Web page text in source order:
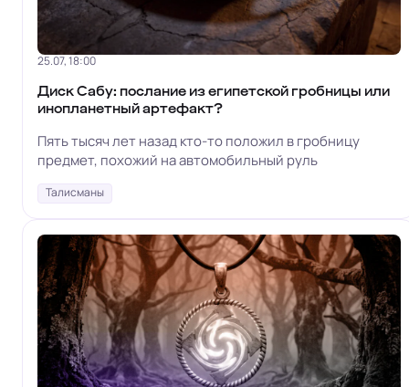
25.07, 18:00
Диск Сабу: послание из египетской гробницы или
инопланетный артефакт?
Пять тысяч лет назад кто-то положил в гробницу
предмет, похожий на автомобильный руль
Талисманы